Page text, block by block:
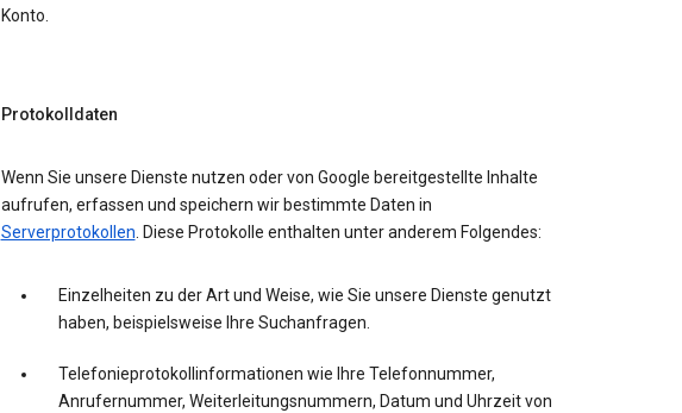
Konto.
Protokolldaten
Wenn Sie unsere Dienste nutzen oder von Google bereitgestellte Inhalte
aufrufen, erfassen und speichern wir bestimmte Daten in
Serverprotokollen. Diese Protokolle enthalten unter anderem Folgendes:
Einzelheiten zu der Art und Weise, wie Sie unsere Dienste genutzt
haben, beispielsweise Ihre Suchanfragen.
Telefonieprotokollinformationen wie Ihre Telefonnummer,
Anrufernummer, Weiterleitungsnummern, Datum und Uhrzeit von